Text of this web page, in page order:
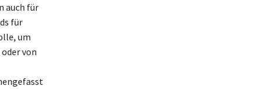
auch für
für
um
von